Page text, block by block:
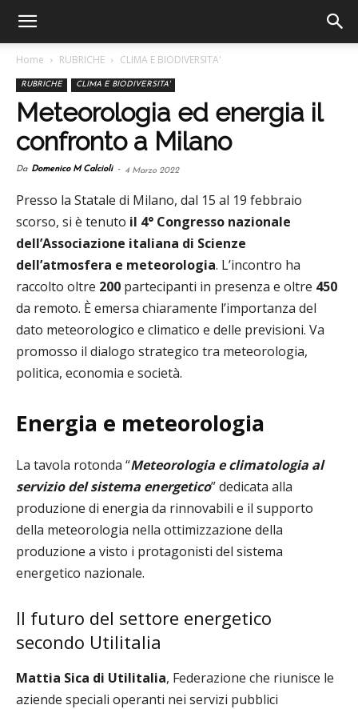
Home RUBRICHE CLIMA E BIODIVERSITA'
RUBRICHE CLIMA E BIODIVERSITA'
Meteorologia ed energia il
confronto a Milano
Da Domenico M Calcioli - 4 Marzo 2022
Presso la Statale di Milano, dal 15 al 19 febbraio
scorso, si è tenuto il 4° Congresso nazionale
dell’Associazione italiana di Scienze
dell’atmosfera e meteorologia. L’incontro ha
raccolto oltre 200 partecipanti in presenza e oltre 450
da remoto. È emersa chiaramente l’importanza del
dato meteorologico e climatico e delle previsioni. Va
promosso il dialogo strategico tra meteorologia,
politica, economia e società.
Energia e meteorologia
La tavola rotonda “Meteorologia e climatologia al
servizio del sistema energetico” dedicata alla
produzione di energia da rinnovabili e il supporto
della meteorologia nella ottimizzazione della
produzione a visto i protagonisti del sistema
energetico nazionale.
Il futuro del settore energetico
secondo Utilitalia
Mattia Sica di Utilitalia, Federazione che riunisce le
aziende speciali operanti nei servizi pubblici